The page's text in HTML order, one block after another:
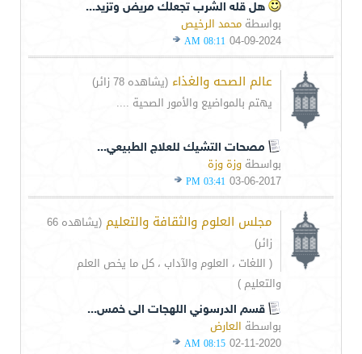
هل قله الشرب تجعلك مريض وتزيد...
بواسطة محمد الرخيص
04-09-2024
08:11 AM
عالم الصحه والغذاء (يشاهده 78 زائر)
يهتم بالمواضيع والأمور الصحية ....
مصحات التشيك للعلاج الطبيعي...
بواسطة وزة وزة
03-06-2017
03:41 PM
مجلس العلوم والثقافة والتعليم
(يشاهده 66
زائر)
( اللغات ، العلوم والآداب ، كل ما يخص العلم
والتعليم )
قسم الدرسوني اللهجات الى خمس...
بواسطة العارض
02-11-2020
08:15 AM